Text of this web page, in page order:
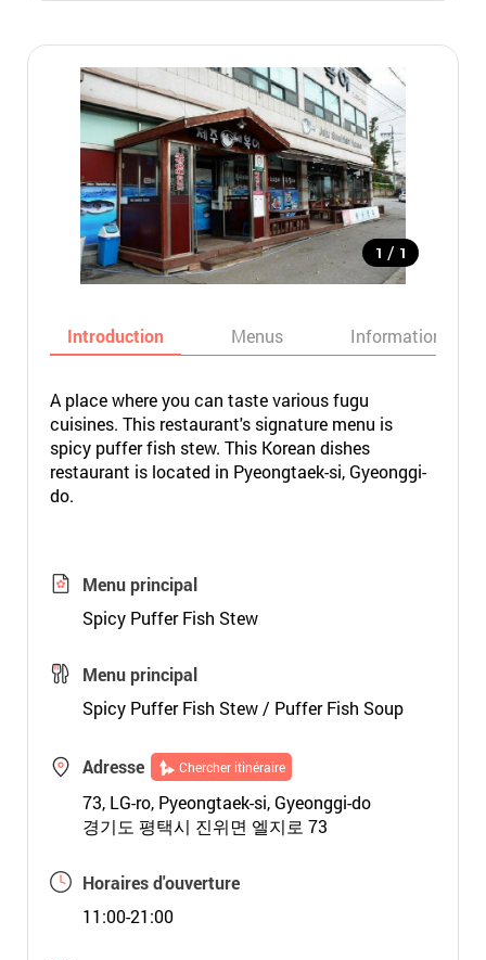
1 / 1
Introduction Menus Informations
A place where you can taste various fugu
cuisines. This restaurant's signature menu is
spicy puffer fish stew. This Korean dishes
restaurant is located in Pyeongtaek-si, Gyeonggi-
do.
Menu principal
Spicy Puffer Fish Stew
Menu principal
Spicy Puffer Fish Stew / Puffer Fish Soup
Adresse Chercher itinéraire
73, LG-ro, Pyeongtaek-si, Gyeonggi-do
경기도 평택시 진위면 엘지로 73
Horaires d'ouverture
11:00-21:00